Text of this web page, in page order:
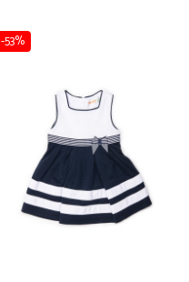
-53%